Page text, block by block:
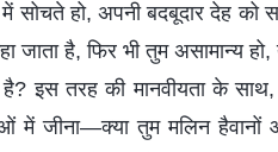
सोचते हो, अपनी बदबूदार देह को
जाता है, फिर भी तुम असामान्य
इस तरह की मानवीयता के साथ,
में जीना—क्या तुम मलिन